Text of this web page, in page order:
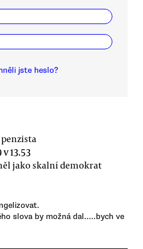
jste heslo?
penzista
13.53
jako skalní demokrat
slova by možná dal.....bych ve